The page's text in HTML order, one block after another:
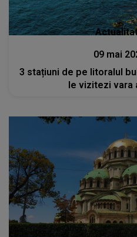
09 mai
3 stațiuni de pe litoralul
le vizitezi vara